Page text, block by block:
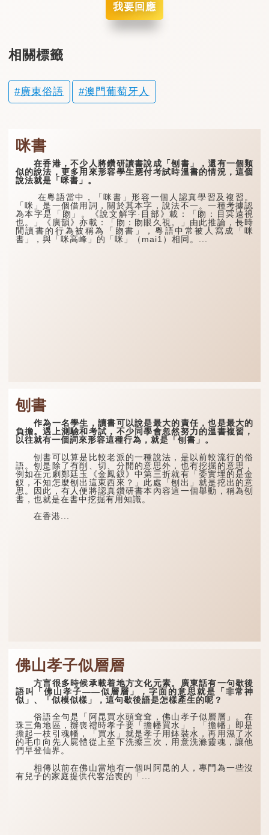
我要回應
相關標籤
廣東俗語 澳門葡萄牙人
咪書
在香港，不少人將鑽研讀書說成「刨書」，還有一個類
似的說法，更多用來形容學生應付考試時溫書的情況，這個
說法就是「咪書」。
在粵語當中，「咪書」形容一個人認真學習及複習。
「咪」是一個借用詞，關於其本字，說法不一。一種考據認
為本字是「䀛」。《說文解字·目部》載：「䀛：目冥遠視
也。」《廣韻》亦載：「䀛：䀛眼久視。」由此推論，長時
間讀書的行為被稱為「䀛書」，粵語中常被人寫成「咪
書」，與「咪高峰」的「咪」（mai1）相同。...
刨書
作為一名學生，讀書可以說是最大的責任，也是最大的
負擔。遇上測驗和考試，不少同學會忽然努力的溫書複習，
以往就有一個詞來形容這種行為，就是「刨書」。
刨書可以算是比較老派的一種說法，是以前較流行的俗
語。刨是除了有削、切、分開的意思外，也有挖掘的意思，
例如在元劇鄭廷玉《金鳳釵》中第三折就有「委實埋的是金
釵，不知怎麼刨出這東西來？」此處「刨出」就是挖出的意
思。因此，有人便將認真鑽研書本內容這一個舉動，稱為刨
書，也就是在書中挖掘有用知識。
在香港...
佛山孝子似層層
方言很多時候承載着地方文化元素。廣東話有一句歇後
語叫「佛山孝子——似層層」，字面的意思就是「非常神
似」、「似模似樣」，這句歇後語是怎樣產生的呢？
俗語全句是「阿昆買水頭耷耷，佛山孝子似層層」。在
珠三角地區，辦喪禮時孝子要「擔幡買水」，「擔幡」即是
擔起一枝引魂幡，「買水」就是孝子用鉢裝水，再用濕了水
的毛巾向先人屍體從上至下洗擦三次，用意洗滌靈魂，讓他
們早登仙界。
相傳以前在佛山當地有一個叫阿昆的人，專門為一些沒
有兒子的家庭提供代客治喪的「...